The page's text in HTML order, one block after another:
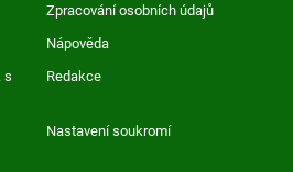
Zpracování osobních údajů
Nápověda
s
Redakce
Nastavení soukromí